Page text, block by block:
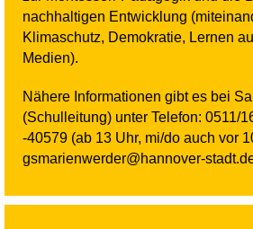
nachhaltigen Entwicklung
Klimaschutz, Demokratie, Lernen
Medien).
Nähere Informationen gibt es bei
(Schulleitung) unter Telefon: 0511/
-40579 (ab 13 Uhr, mi/do auch vor
gsmarienwerder@hannover-